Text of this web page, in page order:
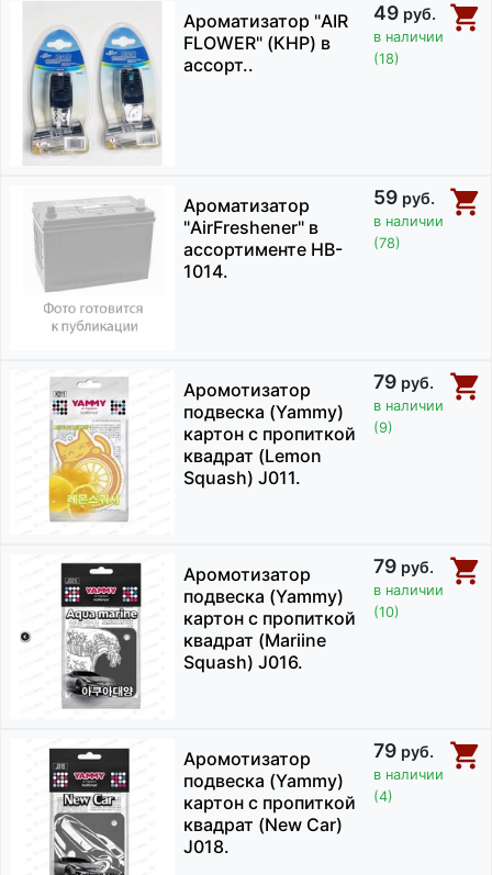
Ароматизатор "AIR
FLOWER" (КНР) в
ассорт..
49 руб.
в наличии
(18)
Ароматизатор
"AirFreshener" в
ассортименте HB-
1014.
59 руб.
в наличии
(78)
Аромотизатор
подвеска (Yammy)
картон с пропиткой
квадрат (Lemon
Squash) J011.
79 руб.
в наличии
(9)
Аромотизатор
подвеска (Yammy)
картон с пропиткой
квадрат (Mariine
Squash) J016.
79 руб.
в наличии
(10)
Аромотизатор
подвеска (Yammy)
картон с пропиткой
квадрат (New Car)
J018.
79 руб.
в наличии
(4)